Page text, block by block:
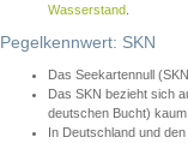
Wasserstand
Pegelkennwert: SKN
Das Seekartennull
Das SKN bezieht sich
deutschen Bucht)
In Deutschland und